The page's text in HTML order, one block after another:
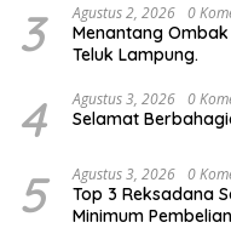
3 Agustus 2, 2026 0
Menantang
Teluk Lampung.
4 Agustus 3, 2026 0
Selamat
5 Agustus 3, 2026 0
Top 3 Reksadana
Minimum